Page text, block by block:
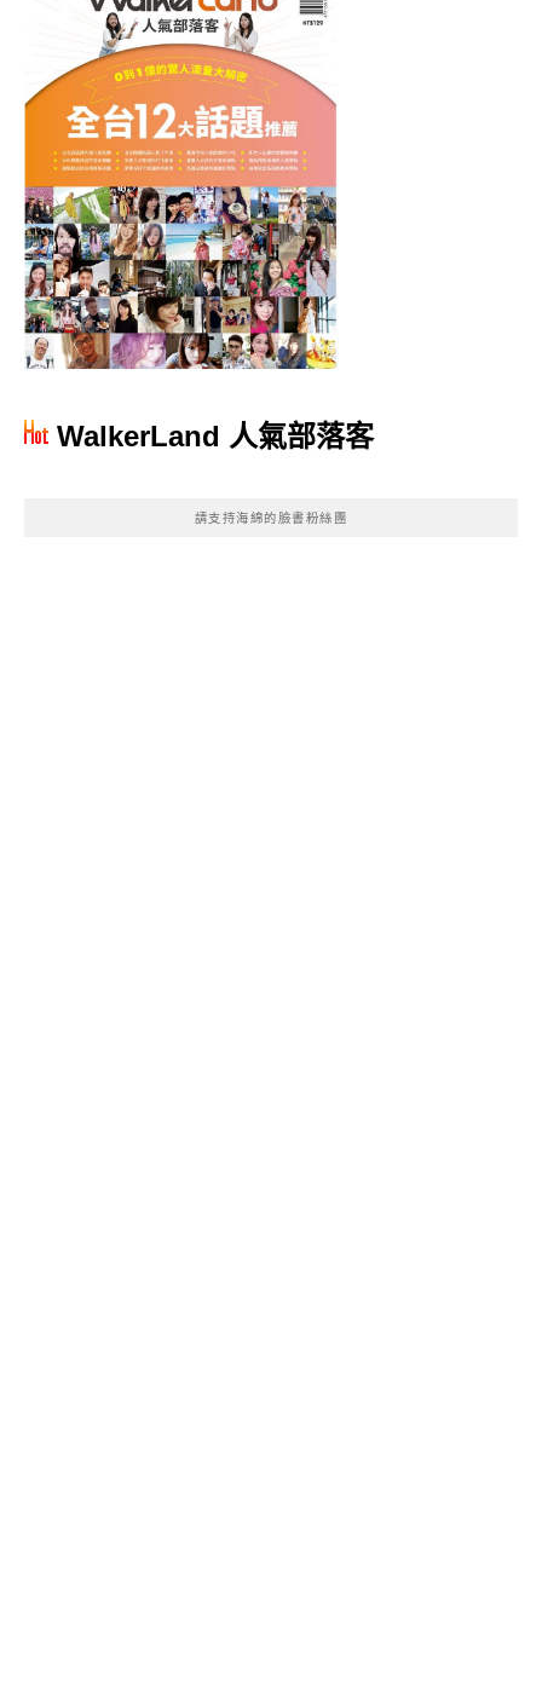
WalkerLand 人氣部落客
請支持海綿的臉書粉絲團